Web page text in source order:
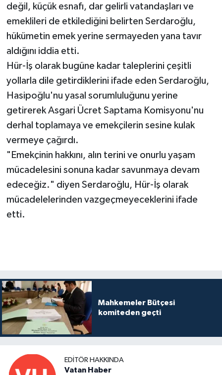
değil, küçük esnafı, dar gelirli vatandaşları ve
emeklileri de etkilediğini belirten Serdaroğlu,
hükümetin emek yerine sermayeden yana tavır
aldığını iddia etti.
Hür-İş olarak bugüne kadar taleplerini çeşitli
yollarla dile getirdiklerini ifade eden Serdaroğlu,
Hasipoğlu'nu yasal sorumluluğunu yerine
getirerek Asgari Ücret Saptama Komisyonu'nu
derhal toplamaya ve emekçilerin sesine kulak
vermeye çağırdı.
"Emekçinin hakkını, alın terini ve onurlu yaşam
mücadelesini sonuna kadar savunmaya devam
edeceğiz." diyen Serdaroğlu, Hür-İş olarak
mücadelelerinden vazgeçmeyeceklerini ifade
etti.
Mahkemeler Bütçesi
komiteden geçti
EDITÖR HAKKINDA
Vatan Haber